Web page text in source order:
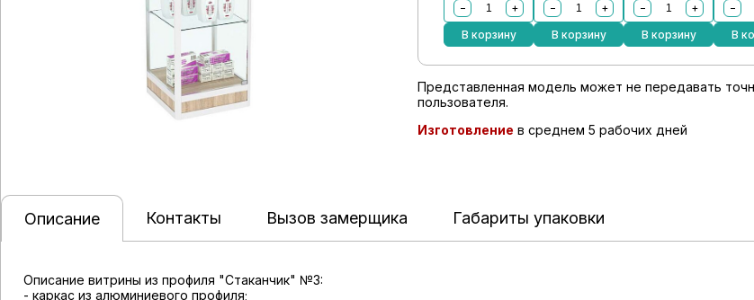
−
+
В корзину
−
+
В корзину
−
+
В корзину
−
В
Представленная модель может не передавать
пользователя.
Изготовление в среднем 5 рабочих дней
Описание Контакты Вызов замерщика Габариты упаковки
Описание витрины из профиля "Стаканчик" №3:
- каркас из алюминиевого профиля;